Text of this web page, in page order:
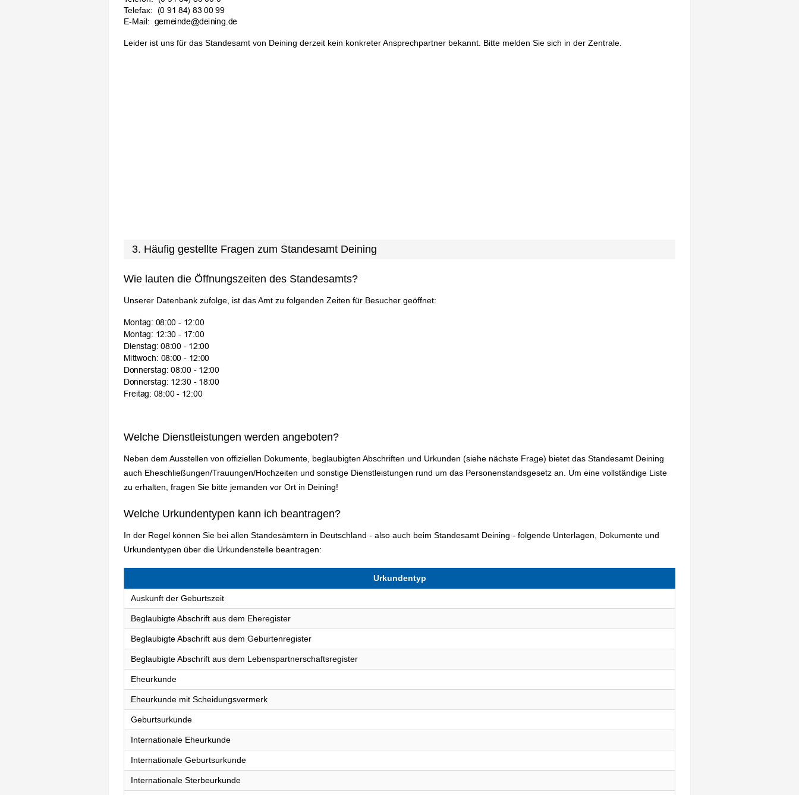
Telefax:
E-Mail:
Leider ist uns für das Standesamt von Deining derzeit kein konkreter Ansprechpartner bekannt. Bitte melden Sie sich in der Zentrale.
3. Häufig gestellte Fragen zum Standesamt Deining
Wie lauten die Öffnungszeiten des Standesamts?
Unserer Datenbank zufolge, ist das Amt zu folgenden Zeiten für Besucher geöffnet:
Welche Dienstleistungen werden angeboten?
Neben dem Ausstellen von offiziellen Dokumente, beglaubigten Abschriften und Urkunden (siehe nächste Frage) bietet das Standesamt Deining
auch Eheschließungen/Trauungen/Hochzeiten und sonstige Dienstleistungen rund um das Personenstandsgesetz an. Um eine vollständige Liste
zu erhalten, fragen Sie bitte jemanden vor Ort in Deining!
Welche Urkundentypen kann ich beantragen?
In der Regel können Sie bei allen Standesämtern in Deutschland - also auch beim Standesamt Deining - folgende Unterlagen, Dokumente und
Urkundentypen über die Urkundenstelle beantragen:
Urkundentyp
Auskunft der Geburtszeit
Beglaubigte Abschrift aus dem Eheregister
Beglaubigte Abschrift aus dem Geburtenregister
Beglaubigte Abschrift aus dem Lebenspartnerschaftsregister
Eheurkunde
Eheurkunde mit Scheidungsvermerk
Geburtsurkunde
Internationale Eheurkunde
Internationale Geburtsurkunde
Internationale Sterbeurkunde